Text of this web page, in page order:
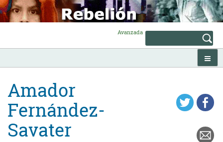
Skip
to
content
Avanzada
Amador
Fernández-
Savater